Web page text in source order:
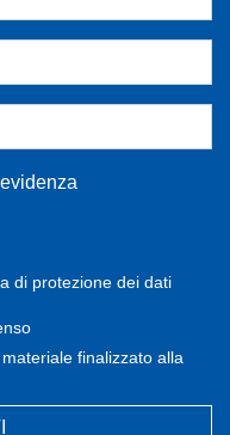
di protezione dei dati
finalizzato alla